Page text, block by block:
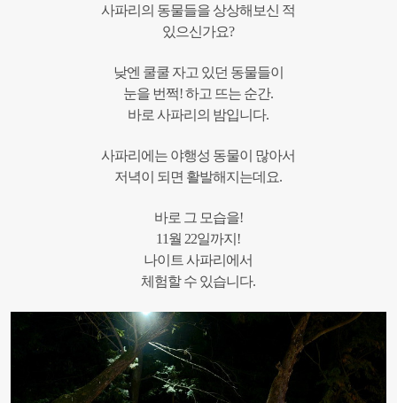
사파리의 동물들을 상상해보신 적
있으신가요?
낮엔 쿨쿨 자고 있던 동물들이
눈을 번쩍! 하고 뜨는 순간.
바로 사파리의 밤입니다.
사파리에는 야행성 동물이 많아서
저녁이 되면 활발해지는데요.
바로 그 모습을!
11월 22일까지!
나이트 사파리에서
체험할 수 있습니다.